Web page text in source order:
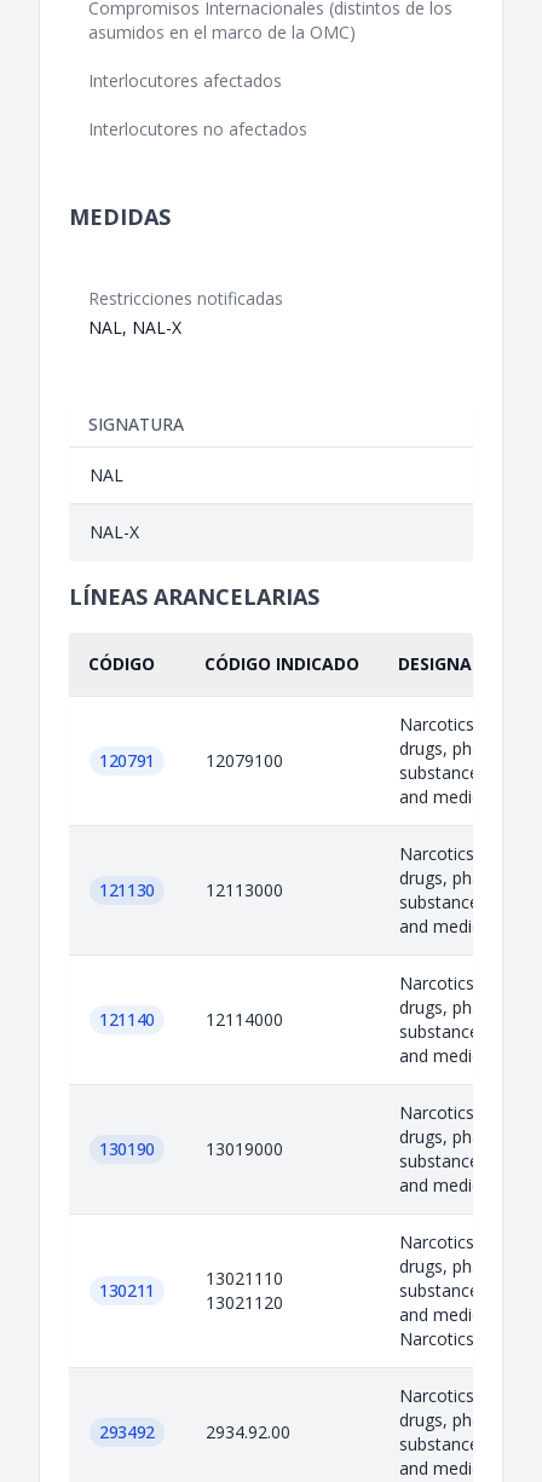
Compromisos Internacionales (distintos de los
asumidos en el marco de la OMC)
Interlocutores afectados
Interlocutores no afectados
MEDIDAS
Restricciones notificadas
NAL, NAL-X
SIGNATURA
NAL
NAL-X
LÍNEAS ARANCELARIAS
CÓDIGO CÓDIGO INDICADO DESIGNACIÓN
120791 12079100
Narcotics,
drugs,
substances,
and medicines
121130 12113000
Narcotics,
drugs,
substances,
and medicines
121140 12114000
Narcotics,
drugs,
substances,
and medicines
130190 13019000
Narcotics,
drugs,
substances,
and medicines
130211
13021110
13021120
Narcotics,
drugs,
substances,
and medicines
Narcotics, psy...
293492 2934.92.00
Narcotics,
drugs,
substances,
and medicines